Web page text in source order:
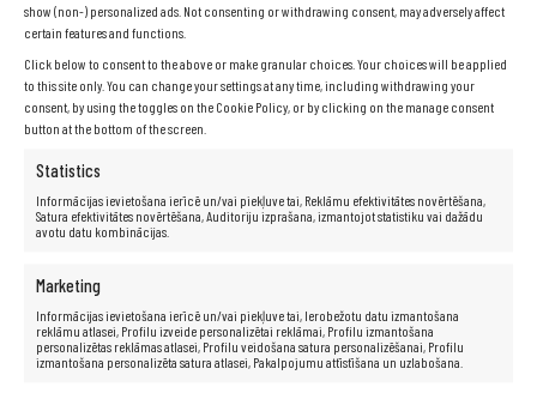
show (non-) personalized ads. Not consenting or withdrawing consent, may adversely affect
certain features and functions.
Click below to consent to the above or make granular choices. Your choices will be applied
to this site only. You can change your settings at any time, including withdrawing your
consent, by using the toggles on the Cookie Policy, or by clicking on the manage consent
button at the bottom of the screen.
Statistics
Informācijas ievietošana ierīcē un/vai piekļuve tai, Reklāmu efektivitātes novērtēšana,
Satura efektivitātes novērtēšana, Auditoriju izprašana, izmantojot statistiku vai dažādu
avotu datu kombinācijas.
Marketing
Informācijas ievietošana ierīcē un/vai piekļuve tai, Ierobežotu datu izmantošana
reklāmu atlasei, Profilu izveide personalizētai reklāmai, Profilu izmantošana
personalizētas reklāmas atlasei, Profilu veidošana satura personalizēšanai, Profilu
izmantošana personalizēta satura atlasei, Pakalpojumu attīstīšana un uzlabošana.
INFORMĀCIJA
Sīkdatņu politika
KLIENTU APKALPOŠANA